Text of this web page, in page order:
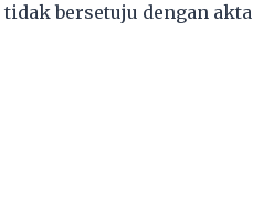
bersetuju dengan akta